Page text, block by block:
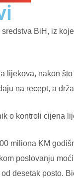
BiH, iz
lijekova, nakon
na recept, a
o kontroli cijena
miliona KM
poslovanju
desetak posto.